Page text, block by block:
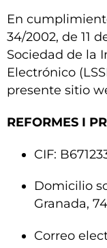
En
34/2002, de 11
Sociedad de la
Electrónico
presente sitio
REFORMES I
CIF:
Domicilio
Granada,
Correo